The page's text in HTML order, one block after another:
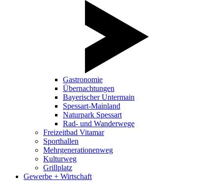
Gastronomie
Übernachtungen
Bayerischer Untermain
Spessart-Mainland
Naturpark Spessart
Rad- und Wanderwege
Freizeitbad Vitamar
Sporthallen
Mehrgenerationenweg
Kulturweg
Grillplatz
Gewerbe + Wirtschaft